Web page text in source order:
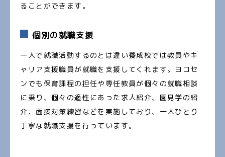
ることができます。
個別の就職支援
一人で就職活動するのとは違い養成校では教員やキ
ャリア支援職員が就職を支援してくれます。ヨコセ
ンでも保育課程の担任や専任教員が個々の就職相談
に乗り、個々の適性にあった求人紹介、園見学の紹
介、面接対策練習などを実施しており、一人ひとり
丁寧な就職支援を行っています。